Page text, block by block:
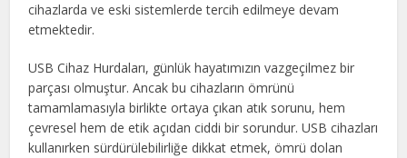
cihazlarda ve eski sistemlerde tercih edilmeye devam
etmektedir.
USB Cihaz Hurdaları, günlük hayatımızın vazgeçilmez bir
parçası olmuştur. Ancak bu cihazların ömrünü
tamamlamasıyla birlikte ortaya çıkan atık sorunu, hem
çevresel hem de etik açıdan ciddi bir sorundur. USB cihazları
kullanırken sürdürülebilirliğe dikkat etmek, ömrü dolan